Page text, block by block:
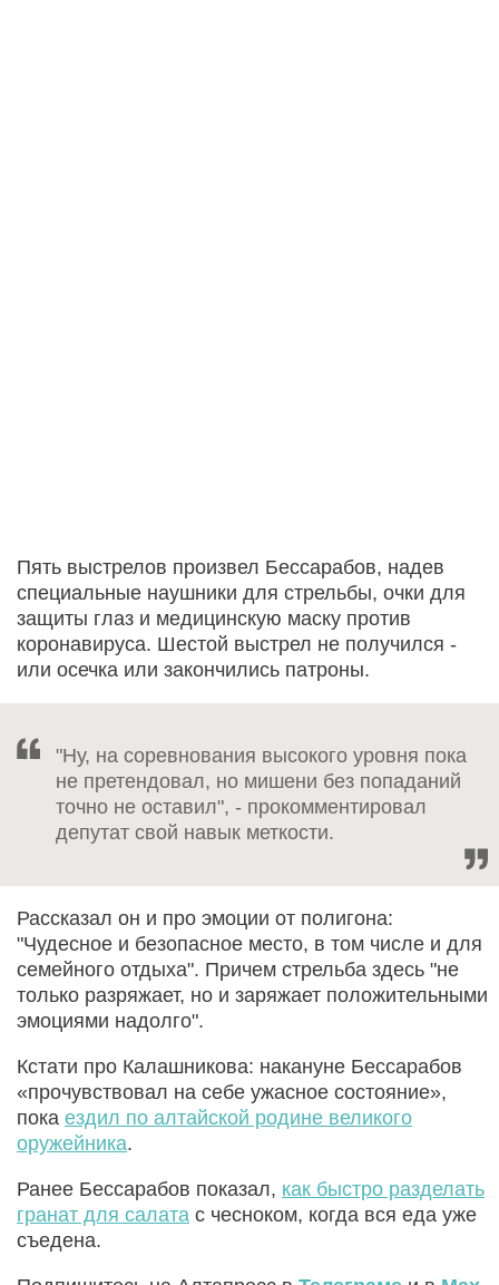
Пять выстрелов произвел Бессарабов, надев
специальные наушники для стрельбы, очки для
защиты глаз и медицинскую маску против
коронавируса. Шестой выстрел не получился -
или осечка или закончились патроны.
"Ну, на соревнования высокого уровня пока
не претендовал, но мишени без попаданий
точно не оставил", - прокомментировал
депутат свой навык меткости.
Рассказал он и про эмоции от полигона:
"Чудесное и безопасное место, в том числе и для
семейного отдыха". Причем стрельба здесь "не
только разряжает, но и заряжает положительными
эмоциями надолго".
Кстати про Калашникова: накануне Бессарабов
«прочувствовал на себе ужасное состояние»,
пока ездил по алтайской родине великого
оружейника.
Ранее Бессарабов показал, как быстро разделать
гранат для салата с чесноком, когда вся еда уже
съедена.